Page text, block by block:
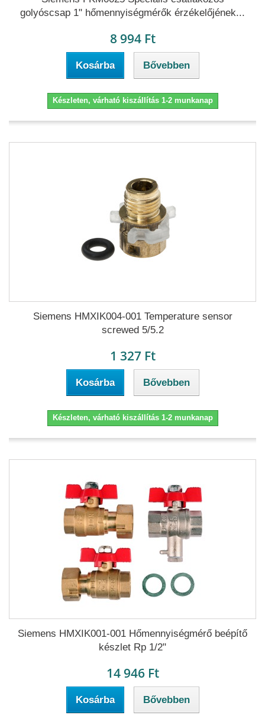
golyóscsap 1" hőmennyiségmérők érzékelőjének...
8 994 Ft
Kosárba Bővebben
Készleten, várható kiszállítás 1-2 munkanap
Siemens HMXIK004-001 Temperature sensor
screwed 5/5.2
1 327 Ft
Kosárba Bővebben
Készleten, várható kiszállítás 1-2 munkanap
Siemens HMXIK001-001 Hőmennyiségmérő beépítő
készlet Rp 1/2"
14 946 Ft
Kosárba Bővebben